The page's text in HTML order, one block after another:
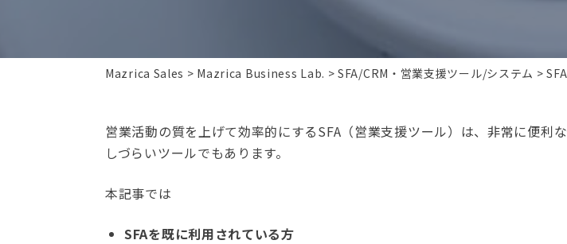
Mazrica Sales Mazrica Business Lab. SFA/CRM・営業支援ツール/システム
営業活動の質を上げて効率的にするSFA（営業支援ツール）は、非常に便利
しづらいツールでもあります。
本記事では
SFAを既に利用されている方